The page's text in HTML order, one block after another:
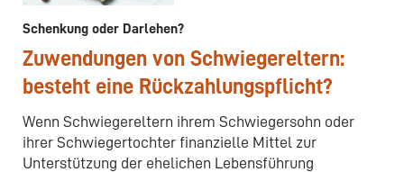
Schenkung oder Darlehen?
Zuwendungen von Schwiegereltern:
besteht eine Rückzahlungspflicht?
Wenn Schwiegereltern ihrem Schwiegersohn oder
ihrer Schwiegertochter finanzielle Mittel zur
Unterstützung der ehelichen Lebensführung